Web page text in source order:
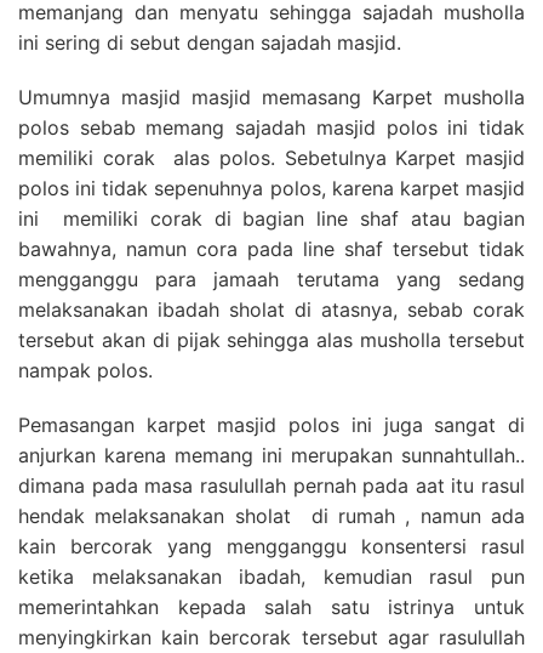
memanjang dan menyatu sehingga sajadah musholla
ini sering di sebut dengan sajadah masjid.
Umumnya masjid masjid memasang Karpet musholla
polos sebab memang sajadah masjid polos ini tidak
memiliki corak alas polos. Sebetulnya Karpet masjid
polos ini tidak sepenuhnya polos, karena karpet masjid
ini memiliki corak di bagian line shaf atau bagian
bawahnya, namun cora pada line shaf tersebut tidak
mengganggu para jamaah terutama yang sedang
melaksanakan ibadah sholat di atasnya, sebab corak
tersebut akan di pijak sehingga alas musholla tersebut
nampak polos.
Pemasangan karpet masjid polos ini juga sangat di
anjurkan karena memang ini merupakan sunnahtullah..
dimana pada masa rasulullah pernah pada aat itu rasul
hendak melaksanakan sholat di rumah , namun ada
kain bercorak yang mengganggu konsentersi rasul
ketika melaksanakan ibadah, kemudian rasul pun
memerintahkan kepada salah satu istrinya untuk
menyingkirkan kain bercorak tersebut agar rasulullah